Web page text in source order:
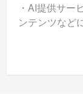
・AI提供サー
ンテンツなど